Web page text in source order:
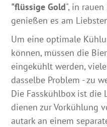
"flüssige Gold", in
genießen es am
Um eine optimale
können, müssen die
eingekühlt werden,
dasselbe Problem - zu
Die Fasskühlbox ist die
dienen zur Vorkühlung
autark an einem